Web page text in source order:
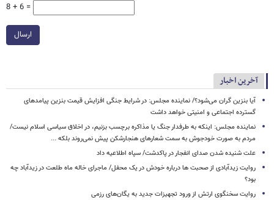
8 + 6 =
ارسال
آخرین اخبار
آیا بنزین گران می‌شود؟/ نماینده مجلس: در شرایط جنگی افزایش قیمت بنزین پیامدهای
گسترده اجتماعی و امنیتی خواهد داشت
نماینده مجلس: اینکه به طرفدار جنگ یا مذاکره برچسب بزنیم، در اخلاق سیاسی اسلام نیست/
مردم به صورت خودجوش به سمت شعارهای هنجارشکن پیش نمی‌روند بلکه ...
علت شنیده شدن صدای انفجار در پاکدشت/ سپاه اطلاعیه داد
روایت زیدآبادی از صحبت ها درباره خودش در یک محفل/ ماجرای خاله ماه طلعت در زیدآباد چه
بود؟
روایت سخنگوی ارتش از ورود تجهیزات جدید به یگان‌های رزمی